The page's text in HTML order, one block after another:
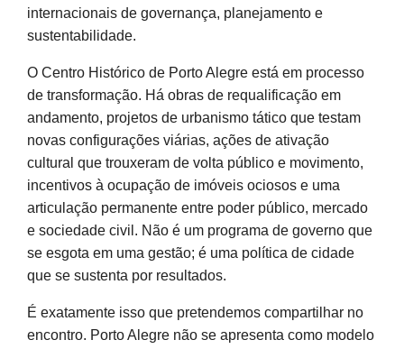
internacionais de governança, planejamento e
sustentabilidade.
O Centro Histórico de Porto Alegre está em processo
de transformação. Há obras de requalificação em
andamento, projetos de urbanismo tático que testam
novas configurações viárias, ações de ativação
cultural que trouxeram de volta público e movimento,
incentivos à ocupação de imóveis ociosos e uma
articulação permanente entre poder público, mercado
e sociedade civil. Não é um programa de governo que
se esgota em uma gestão; é uma política de cidade
que se sustenta por resultados.
É exatamente isso que pretendemos compartilhar no
encontro. Porto Alegre não se apresenta como modelo